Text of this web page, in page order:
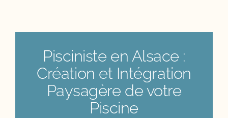
Pisciniste en Alsace :
Création et Intégration
Paysagère de votre
Piscine